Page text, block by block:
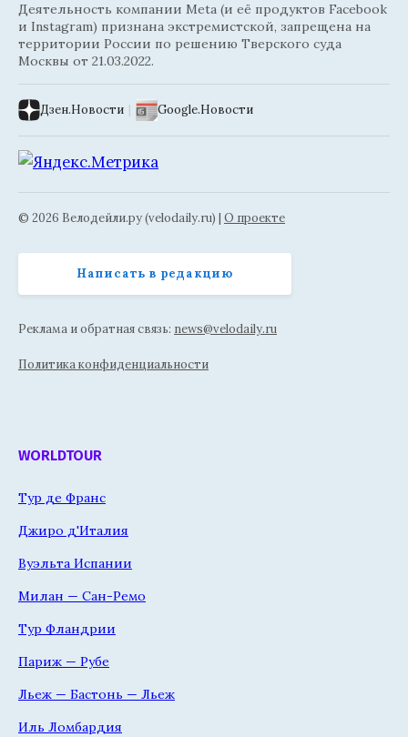
Деятельность компании Meta (и её продуктов Facebook
и Instagram) признана экстремистской, запрещена на
территории России по решению Тверского суда
Москвы от 21.03.2022.
Дзен.Новости | Google.Новости
© 2026 Велодейли.ру (velodaily.ru) | О проекте
Написать в редакцию
Реклама и обратная связь: news@velodaily.ru
Политика конфиденциальности
WORLDTOUR
Тур де Франс
Джиро д'Италия
Вуэльта Испании
Милан — Сан-Ремо
Тур Фландрии
Париж — Рубе
Льеж — Бастонь — Льеж
Иль Ломбардия